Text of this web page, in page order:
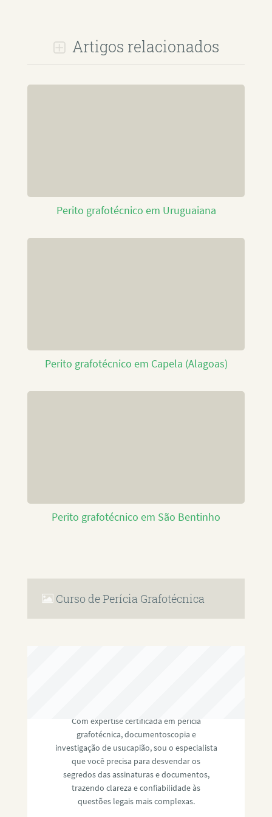
Artigos relacionados
Perito grafotécnico em Uruguaiana
Perito grafotécnico em Capela (Alagoas)
Perito grafotécnico em São Bentinho
Curso de Perícia Grafotécnica
Com expertise certificada em perícia
grafotécnica, documentoscopia e
investigação de usucapião, sou o especialista
que você precisa para desvendar os
segredos das assinaturas e documentos,
trazendo clareza e confiabilidade às
questões legais mais complexas.